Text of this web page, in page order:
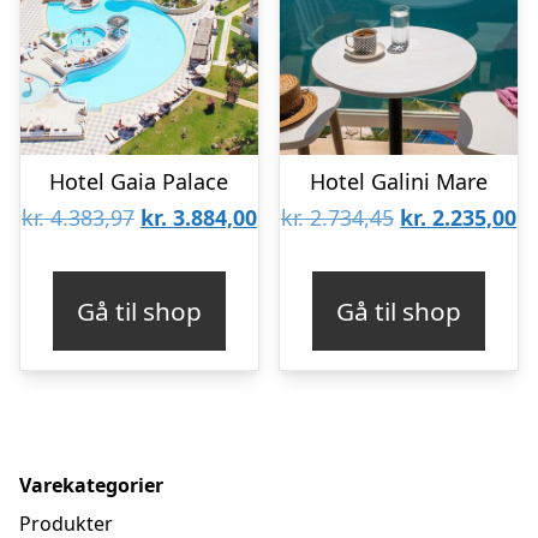
Hotel Gaia Palace
kr.4.383,97 Den
kr. 4.383,97.
kr. 3.884,00Den
kr. 3.884,00.
Gå til shop
Hotel Galini Mare
kr.2.734,45 Den
kr. 2.734,45.
kr. 2.235,00
Gå til shop
Varekategorier
Produkter